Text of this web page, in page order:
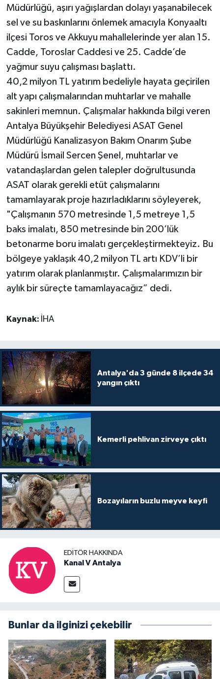
Müdürlüğü, aşırı yağışlardan dolayı yaşanabilecek
sel ve su baskınlarını önlemek amacıyla Konyaaltı
ilçesi Toros ve Akkuyu mahallelerinde yer alan 15.
Cadde, Toroslar Caddesi ve 25. Cadde’de
yağmur suyu çalışması başlattı.
40,2 milyon TL yatırım bedeliyle hayata geçirilen
alt yapı çalışmalarından muhtarlar ve mahalle
sakinleri memnun. Çalışmalar hakkında bilgi veren
Antalya Büyükşehir Belediyesi ASAT Genel
Müdürlüğü Kanalizasyon Bakım Onarım Şube
Müdürü İsmail Sercen Şenel, muhtarlar ve
vatandaşlardan gelen talepler doğrultusunda
ASAT olarak gerekli etüt çalışmalarını
tamamlayarak proje hazırladıklarını söyleyerek,
"Çalışmanın 570 metresinde 1,5 metreye 1,5
baks imalatı, 850 metresinde bin 200’lük
betonarme boru imalatı gerçekleştirmekteyiz. Bu
bölgeye yaklaşık 40,2 milyon TL artı KDV’li bir
yatırım olarak planlanmıştır. Çalışmalarımızın bir
aylık bir süreçte tamamlayacağız” dedi.
Kaynak: İHA
Antalya'da 3 günde 8 ilçede 34
yangın çıktı
Kemerli pehlivan zirveye çıktı
Bozayıların buzlu meyve keyfi
EDITÖR HAKKINDA
Kanal V Antalya
Bunlar da ilginizi çekebilir
Sosyal medya
Spor
Televizyon
Turizm
Yaşam